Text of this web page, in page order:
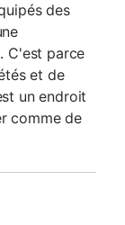
des
C'est parce
et de
un endroit
comme de